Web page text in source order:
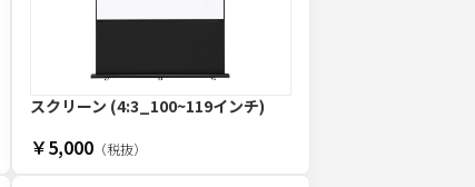
スクリーン (4:3_100~119インチ)
￥5,000（税抜）